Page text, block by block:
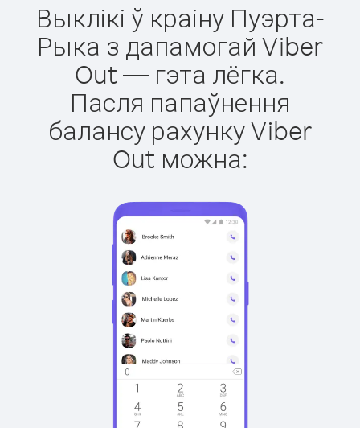
Выклікі ў краіну Пуэрта-
Рыка з дапамогай Viber
Out — гэта лёгка.
Пасля папаўнення
балансу рахунку Viber
Out можна: